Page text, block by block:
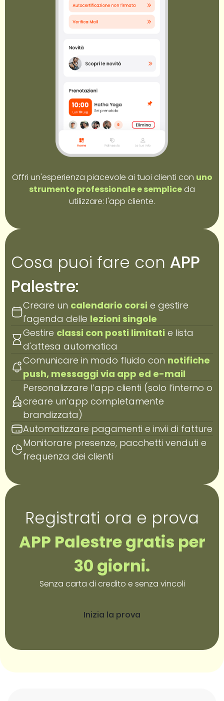
Offri un'esperienza piacevole ai tuoi clienti con uno
strumento professionale e sempliceda
utilizzare: l'app cliente.
Cosa puoi fare con APP
Palestre:
Creare un calendario corsi e gestire
l'agenda delle lezioni singole
Gestire classi con posti limitati e lista
d'attesa automatica
Comunicare in modo fluido con notifiche
push, messaggi via app ed e-mail
Personalizzare l’app clienti (solo l’interno o
creare un’app completamente
brandizzata)
Automatizzare pagamenti e invii di fatture
Monitorare presenze, pacchetti venduti e
frequenza dei clienti
Registrati ora e prova
APP Palestre gratis per
30 giorni.
Senza carta di credito e senza vincoli
Inizia la prova